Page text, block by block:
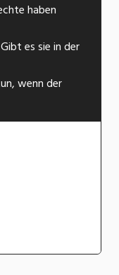
haben
es sie in der
wenn der